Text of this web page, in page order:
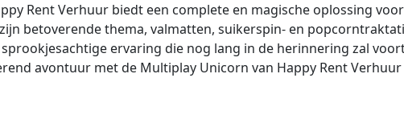
Rent Verhuur biedt een complete en magische oplossing voor
betoverende thema, valmatten, suikerspin- en
ervaring die nog lang in de herinnering zal
avontuur met de Multiplay Unicorn van Happy Rent